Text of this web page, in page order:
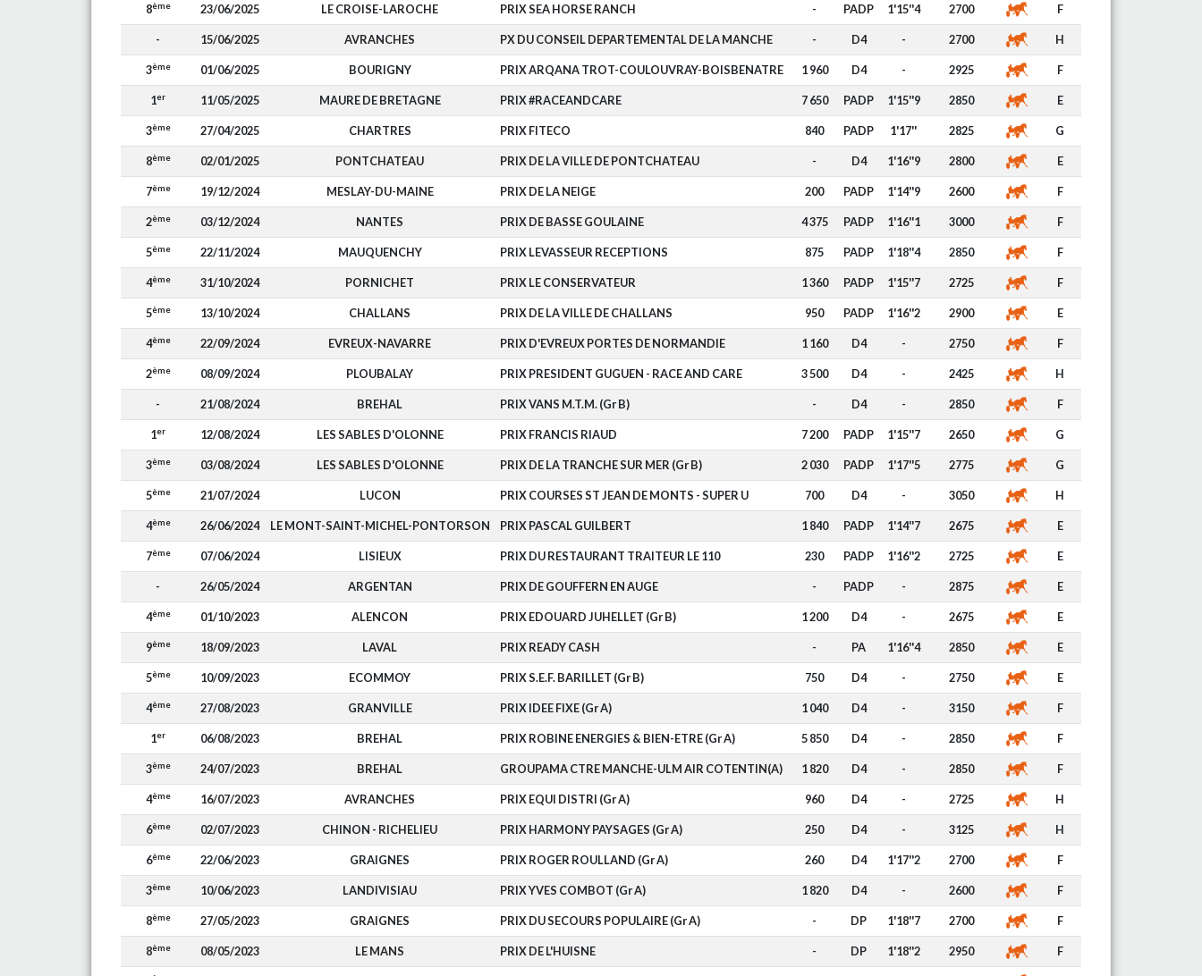
8ème 23/06/2025 LE CROISE-LAROCHE PRIX SEA HORSE RANCH - PADP 1'15''4 2700 F
- 15/06/2025 AVRANCHES PX DU CONSEIL DEPARTEMENTAL DE LA MANCHE - D4 - 2700 H
3ème 01/06/2025 BOURIGNY PRIX ARQANA TROT-COULOUVRAY-BOISBENATRE 1 960 D4 - 2925 F
1er 11/05/2025 MAURE DE BRETAGNE PRIX #RACEANDCARE 7 650 PADP 1'15''9 2850 E
3ème 27/04/2025 CHARTRES PRIX FITECO 840 PADP 1'17'' 2825 G
8ème 02/01/2025 PONTCHATEAU PRIX DE LA VILLE DE PONTCHATEAU - D4 1'16''9 2800 E
7ème 19/12/2024 MESLAY-DU-MAINE PRIX DE LA NEIGE 200 PADP 1'14''9 2600 F
2ème 03/12/2024 NANTES PRIX DE BASSE GOULAINE 4 375 PADP 1'16''1 3000 F
5ème 22/11/2024 MAUQUENCHY PRIX LEVASSEUR RECEPTIONS 875 PADP 1'18''4 2850 F
4ème 31/10/2024 PORNICHET PRIX LE CONSERVATEUR 1 360 PADP 1'15''7 2725 F
5ème 13/10/2024 CHALLANS PRIX DE LA VILLE DE CHALLANS 950 PADP 1'16''2 2900 E
4ème 22/09/2024 EVREUX-NAVARRE PRIX D'EVREUX PORTES DE NORMANDIE 1 160 D4 - 2750 F
2ème 08/09/2024 PLOUBALAY PRIX PRESIDENT GUGUEN - RACE AND CARE 3 500 D4 - 2425 H
- 21/08/2024 BREHAL PRIX VANS M.T.M. (Gr B) - D4 - 2850 F
1er 12/08/2024 LES SABLES D'OLONNE PRIX FRANCIS RIAUD 7 200 PADP 1'15''7 2650 G
3ème 03/08/2024 LES SABLES D'OLONNE PRIX DE LA TRANCHE SUR MER (Gr B) 2 030 PADP 1'17''5 2775 G
5ème 21/07/2024 LUCON PRIX COURSES ST JEAN DE MONTS - SUPER U 700 D4 - 3050 H
4ème 26/06/2024 LE MONT-SAINT-MICHEL-PONTORSON PRIX PASCAL GUILBERT 1 840 PADP 1'14''7 2675 E
7ème 07/06/2024 LISIEUX PRIX DU RESTAURANT TRAITEUR LE 110 230 PADP 1'16''2 2725 E
- 26/05/2024 ARGENTAN PRIX DE GOUFFERN EN AUGE - PADP - 2875 E
4ème 01/10/2023 ALENCON PRIX EDOUARD JUHELLET (Gr B) 1 200 D4 - 2675 E
9ème 18/09/2023 LAVAL PRIX READY CASH - PA 1'16''4 2850 E
5ème 10/09/2023 ECOMMOY PRIX S.E.F. BARILLET (Gr B) 750 D4 - 2750 E
4ème 27/08/2023 GRANVILLE PRIX IDEE FIXE (Gr A) 1 040 D4 - 3150 F
1er 06/08/2023 BREHAL PRIX ROBINE ENERGIES & BIEN-ETRE (Gr A) 5 850 D4 - 2850 F
3ème 24/07/2023 BREHAL GROUPAMA CTRE MANCHE-ULM AIR COTENTIN(A) 1 820 D4 - 2850 F
4ème 16/07/2023 AVRANCHES PRIX EQUI DISTRI (Gr A) 960 D4 - 2725 H
6ème 02/07/2023 CHINON - RICHELIEU PRIX HARMONY PAYSAGES (Gr A) 250 D4 - 3125 H
6ème 22/06/2023 GRAIGNES PRIX ROGER ROULLAND (Gr A) 260 D4 1'17''2 2700 F
3ème 10/06/2023 LANDIVISIAU PRIX YVES COMBOT (Gr A) 1 820 D4 - 2600 F
8ème 27/05/2023 GRAIGNES PRIX DU SECOURS POPULAIRE (Gr A) - DP 1'18''7 2700 F
8ème 08/05/2023 LE MANS PRIX DE L'HUISNE - DP 1'18''2 2950 F